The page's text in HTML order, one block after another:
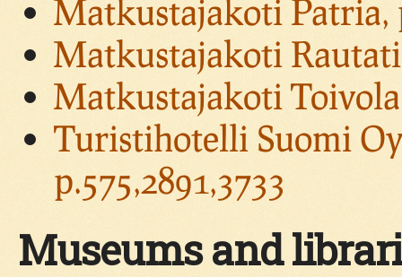
Matkustajakoti Patria,
Matkustajakoti
Matkustajakoti
Turistihotelli Suomi
p.575,2891,3733
Museums and